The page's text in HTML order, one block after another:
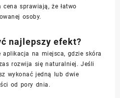
sprawiają, że łatwo
osoby.
najlepszy efekt?
aplikacja na miejsca, gdzie skóra
rozwija się naturalniej. Jeśli
wykonać jedną lub dwie
od pory dnia.